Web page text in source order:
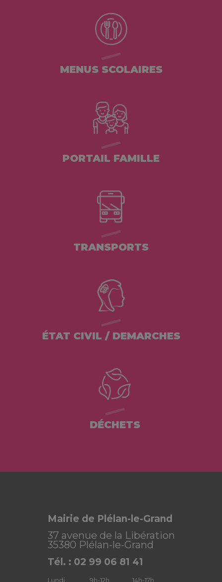
MENUS SCOLAIRES
PORTAIL FAMILLE
TRANSPORTS
ÉTAT CIVIL / DEMARCHES
DÉCHETS
Mairie de Plélan-le-Grand
37 avenue de la Libération
35380 Plélan-le-Grand
Tél. : 02 99 06 81 41
Lundi 9h-12h
14h-17h